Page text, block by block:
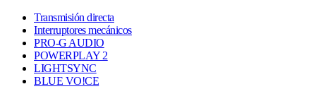
Transmisión directa
Interruptores mecánicos
PRO-G AUDIO
POWERPLAY 2
LIGHTSYNC
BLUE VO!CE